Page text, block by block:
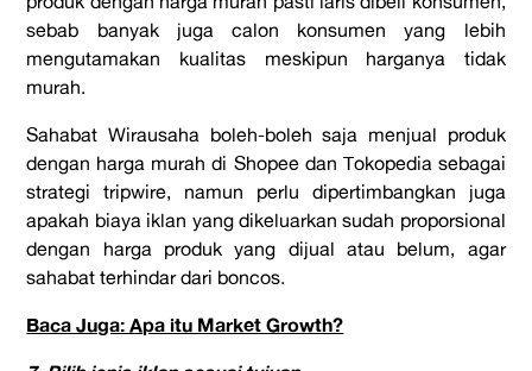
sebab banyak juga calon konsumen yang lebih
mengutamakan kualitas meskipun harganya tidak
murah.
Sahabat Wirausaha boleh-boleh saja menjual produk
dengan harga murah di Shopee dan Tokopedia sebagai
strategi tripwire, namun perlu dipertimbangkan juga
apakah biaya iklan yang dikeluarkan sudah proporsional
dengan harga produk yang dijual atau belum, agar
sahabat terhindar dari boncos.
Baca Juga: Apa itu Market Growth?